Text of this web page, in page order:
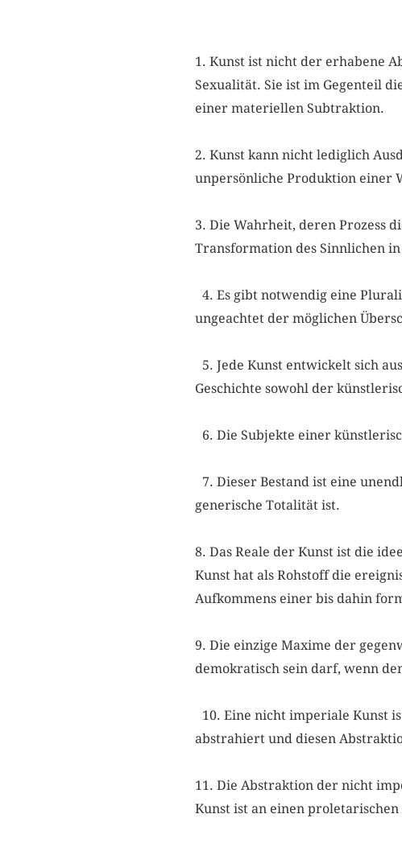
1. Kunst ist nicht der erhabene
Sexualität. Sie ist im Gegenteil
einer materiellen Subtraktion.
2. Kunst kann nicht lediglich
unpersönliche Produktion einer
3. Die Wahrheit, deren Prozess
Transformation des Sinnlichen
4. Es gibt notwendig eine
ungeachtet der möglichen
5. Jede Kunst entwickelt sich
Geschichte sowohl der
6. Die Subjekte einer
7. Dieser Bestand ist eine
generische Totalität ist.
8. Das Reale der Kunst ist die
Kunst hat als Rohstoff die
Aufkommens einer bis dahin
9. Die einzige Maxime der
demokratisch sein darf, wenn
10. Eine nicht imperiale Kunst
abstrahiert und diesen
11. Die Abstraktion der nicht
Kunst ist an einen